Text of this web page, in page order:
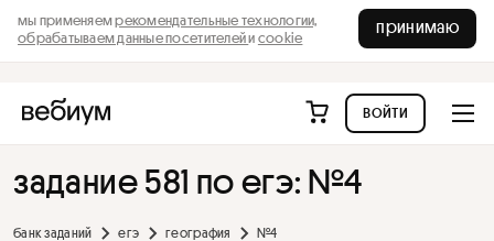
мы применяемрекомендательные технологии,
обрабатываем данные посетителейи cookie
принимаю
войти
задание 581 по егэ: №4
банк заданий егэ география №4